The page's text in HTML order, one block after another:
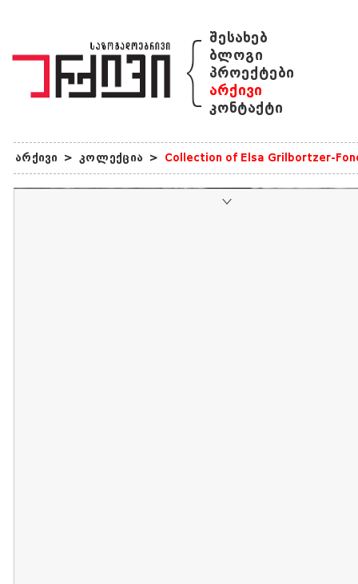
{ შესახებ
ბლოგი
პროექტები
არქივი
კონტაქტი
არქივი > კოლექცია > Collection of Elsa Grilbortzer-